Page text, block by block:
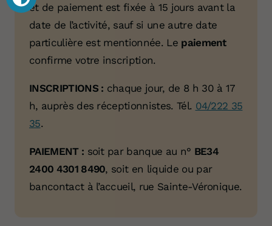
Votre don :
et de paiement est fixée à 15 jours avant la
date de l’activité, sauf si une autre date
particulière est mentionnée. Le paiement
confirme votre inscription.
INSCRIPTIONS : chaque jour, de 8 h 30 à 17
h, auprès des réceptionnistes. Tél. 04/222 35
35.
PAIEMENT : soit par banque au n° BE34
2400 4301 8490, soit en liquide ou par
bancontact à l’accueil, rue Sainte-Véronique.